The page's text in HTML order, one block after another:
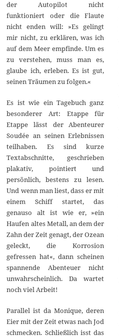
der Autopilot nicht
funktioniert oder die Flaute
nicht enden will: »Es gelingt
mir nicht, zu erklären, was ich
auf dem Meer empfinde. Um es
zu verstehen, muss man es,
glaube ich, erleben. Es ist gut,
seinen Träumen zu folgen.«
Es ist wie ein Tagebuch ganz
besonderer Art: Etappe für
Etappe lässt der Abenteurer
Soudée an seinen Erlebnissen
teilhaben. Es sind kurze
Textabschnitte, geschrieben
plakativ, pointiert und
persönlich, bestens zu lesen.
Und wenn man liest, dass er mit
einem Schiff startet, das
genauso alt ist wie er, »ein
Haufen altes Metall, an dem der
Zahn der Zeit genagt, der Ozean
geleckt, die Korrosion
gefressen hat«, dann scheinen
spannende Abenteuer nicht
unwahrscheinlich. Da wartet
noch viel Arbeit!
Parallel ist da Monique, deren
Eier mit der Zeit etwas nach Jod
schmecken. Schließlich isst das